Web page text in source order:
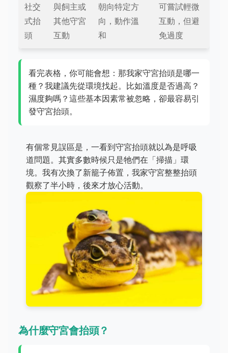
社交
式抬
頭
與飼主或
其他守宮
互動
朝向特定方
向，動作溫
和
可嘗試輕微
互動，但避
免過度
看完表格，你可能會想：那我家守宮抬頭是哪一
種？我建議先從環境找起。比如溫度是否過高？
濕度夠嗎？這些基本因素常被忽略，卻最容易引
發守宮抬頭。
有個常見誤區是，一看到守宮抬頭就以為是呼吸
道問題。其實多數時候只是牠們在「掃描」環
境。我有次換了新籠子佈置，我家守宮整整抬頭
觀察了半小時，後來才放心活動。
為什麼守宮會抬頭？